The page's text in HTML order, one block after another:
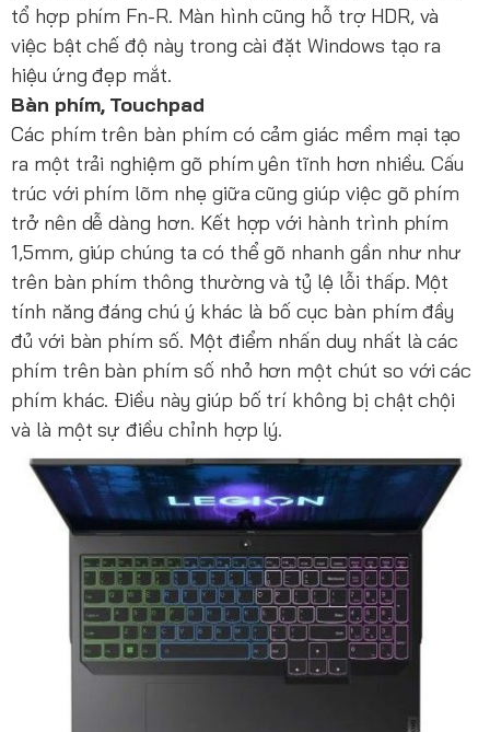
tổ hợp phím Fn-R. Màn hình cũng hỗ trợ HDR, và
việc bật chế độ này trong cài đặt Windows tạo ra
hiệu ứng đẹp mắt.
Bàn phím, Touchpad
Các phím trên bàn phím có cảm giác mềm mại tạo
ra một trải nghiệm gõ phím yên tĩnh hơn nhiều. Cấu
trúc với phím lõm nhẹ giữa cũng giúp việc gõ phím
trở nên dễ dàng hơn. Kết hợp với hành trình phím
1,5mm, giúp chúng ta có thể gõ nhanh gần như như
trên bàn phím thông thường và tỷ lệ lỗi thấp. Một
tính năng đáng chú ý khác là bố cục bàn phím đầy
đủ với bàn phím số. Một điểm nhấn duy nhất là các
phím trên bàn phím số nhỏ hơn một chút so với các
phím khác. Điều này giúp bố trí không bị chật chội
và là một sự điều chỉnh hợp lý.